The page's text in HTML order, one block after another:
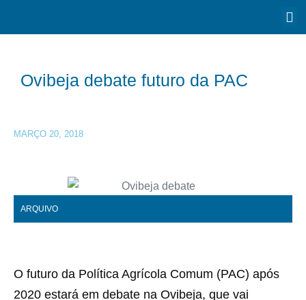
Ovibeja debate futuro da PAC
MARÇO 20, 2018
ARQUIVO
O futuro da Política Agrícola Comum (PAC) após
2020 estará em debate na Ovibeja, que vai